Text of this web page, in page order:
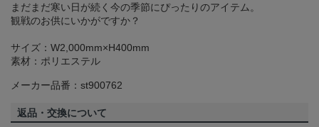
まだまだ寒い日が続く今の季節にぴったりのアイテム。
観戦のお供にいかがですか？
サイズ：W2,000mm×H400mm
素材：ポリエステル
メーカー品番：st900762
返品・交換について